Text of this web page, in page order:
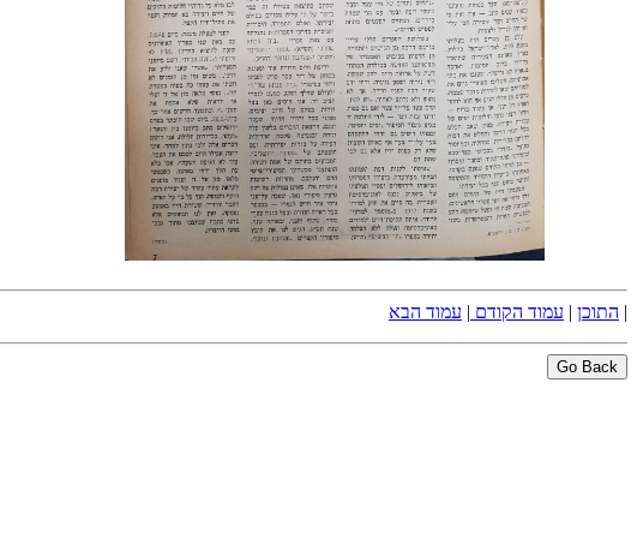
| התוכן | עמוד הקודם | עמוד הבא
Go Back